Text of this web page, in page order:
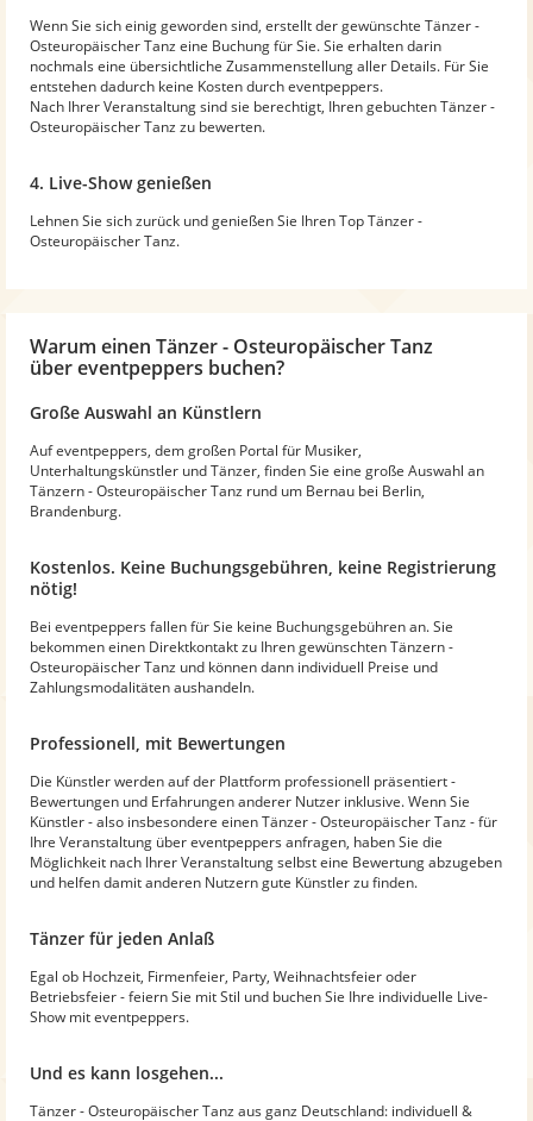
Wenn Sie sich einig geworden sind, erstellt der gewünschte Tänzer -
Osteuropäischer Tanz eine Buchung für Sie. Sie erhalten darin
nochmals eine übersichtliche Zusammenstellung aller Details. Für Sie
entstehen dadurch keine Kosten durch eventpeppers.
Nach Ihrer Veranstaltung sind sie berechtigt, Ihren gebuchten Tänzer -
Osteuropäischer Tanz zu bewerten.
4. Live-Show genießen
Lehnen Sie sich zurück und genießen Sie Ihren Top Tänzer -
Osteuropäischer Tanz.
Warum einen Tänzer - Osteuropäischer Tanz
über eventpeppers buchen?
Große Auswahl an Künstlern
Auf eventpeppers, dem großen Portal für Musiker,
Unterhaltungskünstler und Tänzer, finden Sie eine große Auswahl an
Tänzern - Osteuropäischer Tanz rund um Bernau bei Berlin,
Brandenburg.
Kostenlos. Keine Buchungsgebühren, keine Registrierung
nötig!
Bei eventpeppers fallen für Sie keine Buchungsgebühren an. Sie
bekommen einen Direktkontakt zu Ihren gewünschten Tänzern -
Osteuropäischer Tanz und können dann individuell Preise und
Zahlungsmodalitäten aushandeln.
Professionell, mit Bewertungen
Die Künstler werden auf der Plattform professionell präsentiert -
Bewertungen und Erfahrungen anderer Nutzer inklusive. Wenn Sie
Künstler - also insbesondere einen Tänzer - Osteuropäischer Tanz - für
Ihre Veranstaltung über eventpeppers anfragen, haben Sie die
Möglichkeit nach Ihrer Veranstaltung selbst eine Bewertung abzugeben
und helfen damit anderen Nutzern gute Künstler zu finden.
Tänzer für jeden Anlaß
Egal ob Hochzeit, Firmenfeier, Party, Weihnachtsfeier oder
Betriebsfeier - feiern Sie mit Stil und buchen Sie Ihre individuelle Live-
Show mit eventpeppers.
Und es kann losgehen...
Tänzer - Osteuropäischer Tanz aus ganz Deutschland: individuell &